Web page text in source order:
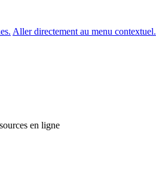
Aller directement au menu contextuel.
en ligne